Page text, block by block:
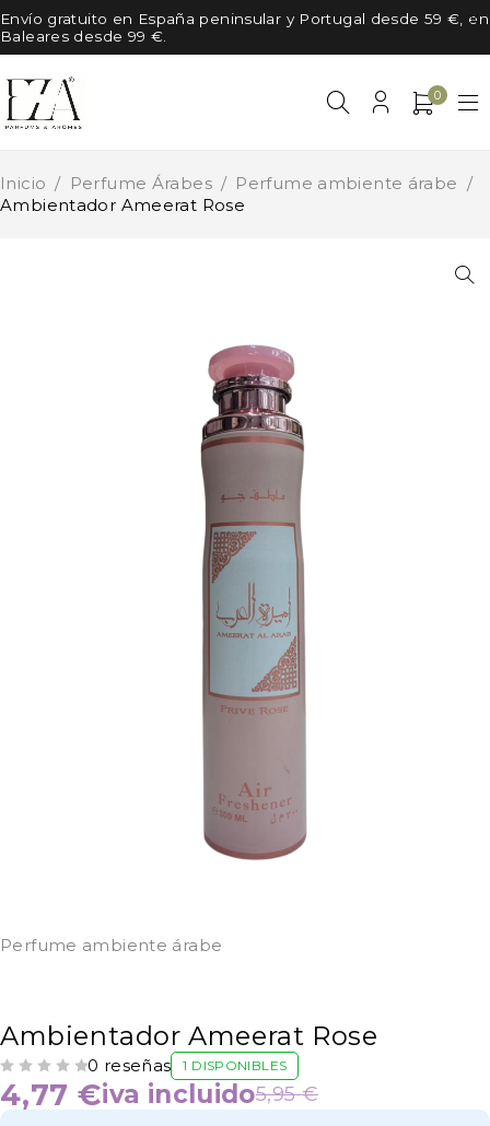
Envío gratuito en España peninsular y Portugal desde 59 €, en
Baleares desde 99 €.
0
Inicio / Perfume Árabes / Perfume ambiente árabe /
Ambientador Ameerat Rose
Perfume ambiente árabe
Ambientador Ameerat Rose
0 reseñas 1 DISPONIBLES
5,95€
4,77 €iva incluido